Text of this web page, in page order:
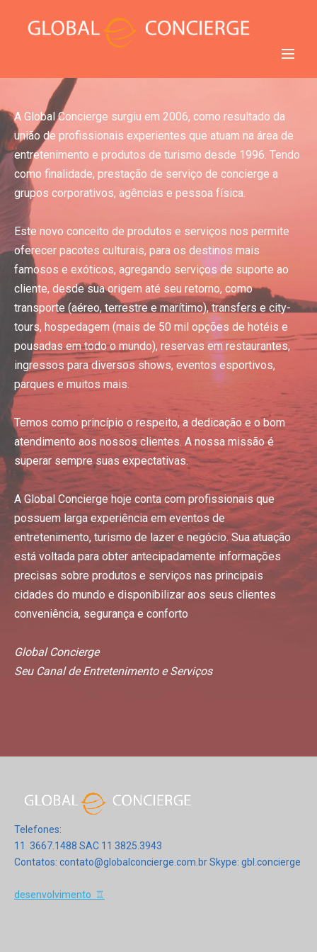
A Global Concierge surgiu em 2006, como resultado da
união de profissionais experientes que atuam na área de
entretenimento e produtos de turismo desde 1996. Tendo
como finalidade, prestação de serviço de concierge a
grupos corporativos, agências e pessoa física.
Este novo conceito de produtos e serviços nos permite
oferecer pacotes culturais, para os destinos mais
famosos e exóticos, agregando serviços de suporte ao
cliente, desde sua origem até seu retorno, como
transporte (aéreo, terrestre e marítimo), transfers e city-
tours, hospedagem (mais de 50 mil opções de hotéis e
pousadas em todo o mundo), reservas em restaurantes,
ingressos para diversos shows, eventos esportivos,
parques e muitos mais.
Temos como princípio o respeito, a dedicação e o bom
atendimento aos nossos clientes. A nossa missão é
superar sempre suas expectativas.
A Global Concierge hoje conta com profissionais que
possuem larga experiência em eventos de
entretenimento, turismo de lazer e negócio. Sua atuação
está voltada para obter antecipadamente informações
precisas sobre produtos e serviços nas principais
cidades do mundo e disponibilizar aos seus clientes
conveniência, segurança e conforto
Global Concierge
Seu Canal de Entretenimento e Serviços
Telefones:
11 3667.1488 SAC 11 3825.3943
Contatos: contato@globalconcierge.com.br Skype: gbl.concierge
desenvolvimento ♖